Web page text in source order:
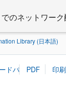
のネットワー
Library (日本語)